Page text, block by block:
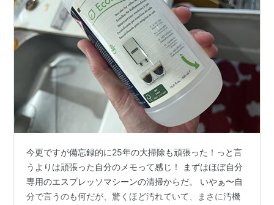
今更ですが備忘録的に25年の大掃除も頑張った！っと言
うよりは頑張った自分のメモって感じ！ まずはほぼ自分
専用のエスプレッソマシーンの清掃からだ。 いやぁ〜自
分で言うのも何だが、驚くほど汚れていて、まさに汚機